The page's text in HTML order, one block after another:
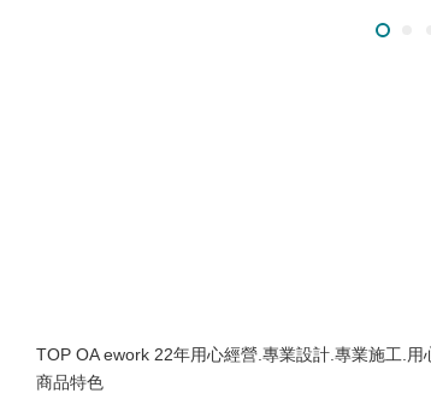
TOP OA ework 22年用心經營.專業設計.專業施工.用
商品特色